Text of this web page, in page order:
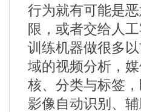
行为就有可能是
限，或者交给人
训练机器做很多
域的视频分析，
核、分类与标签
影像自动识别、